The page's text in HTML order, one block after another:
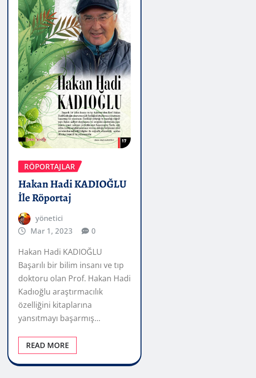
RÖPORTAJLAR
Hakan Hadi KADIOĞLU
İle Röportaj
yönetici
Mar 1, 2023
0
Hakan Hadi KADIOĞLU
Başarılı bir bilim insanı ve tıp
doktoru olan Prof. Hakan Hadi
Kadıoğlu araştırmacılık
özelliğini kitaplarına
yansıtmayı başarmış…
READ MORE